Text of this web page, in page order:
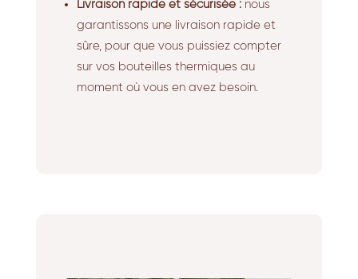
Livraison rapide et sécurisée :nous
garantissons une livraison rapide et
sûre, pour que vous puissiez compter
sur vos bouteilles thermiques au
moment où vous en avez besoin.